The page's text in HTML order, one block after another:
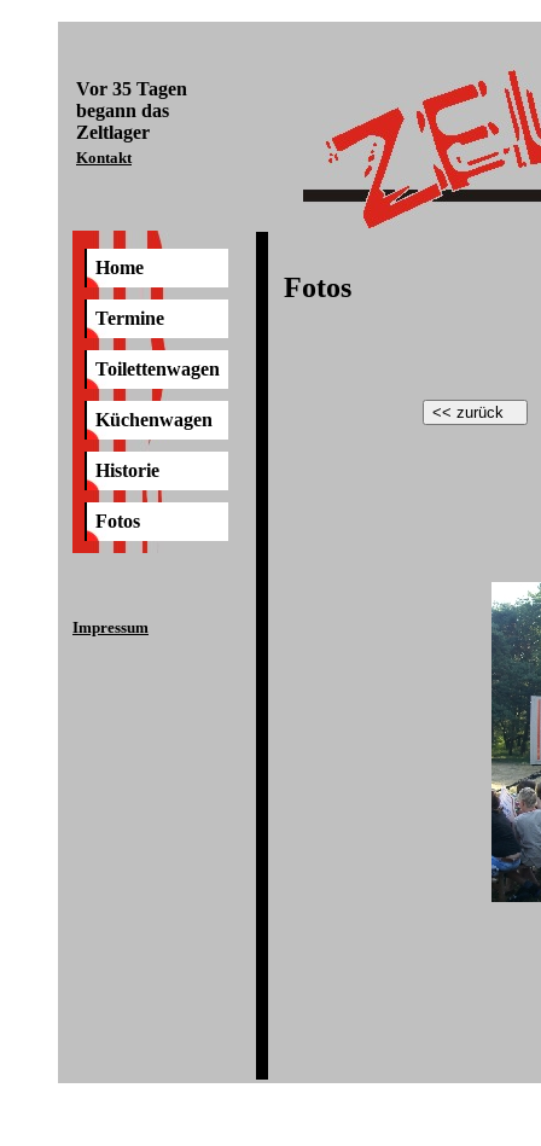
Vor 35 Tagen
begann das
Zeltlager
Kontakt
Home
Termine
Toilettenwagen
Küchenwagen
Historie
Fotos
Impressum
Fotos